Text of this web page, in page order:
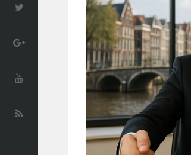
0